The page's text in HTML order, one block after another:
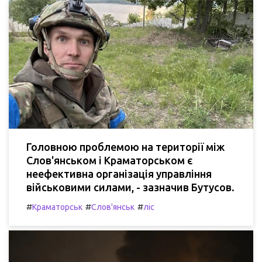
Головною проблемою на території між
Слов'янськом і Краматорськом є
неефективна організація управління
військовими силами, - зазначив Бутусов.
#Краматорськ #Слов'янськ #ліс